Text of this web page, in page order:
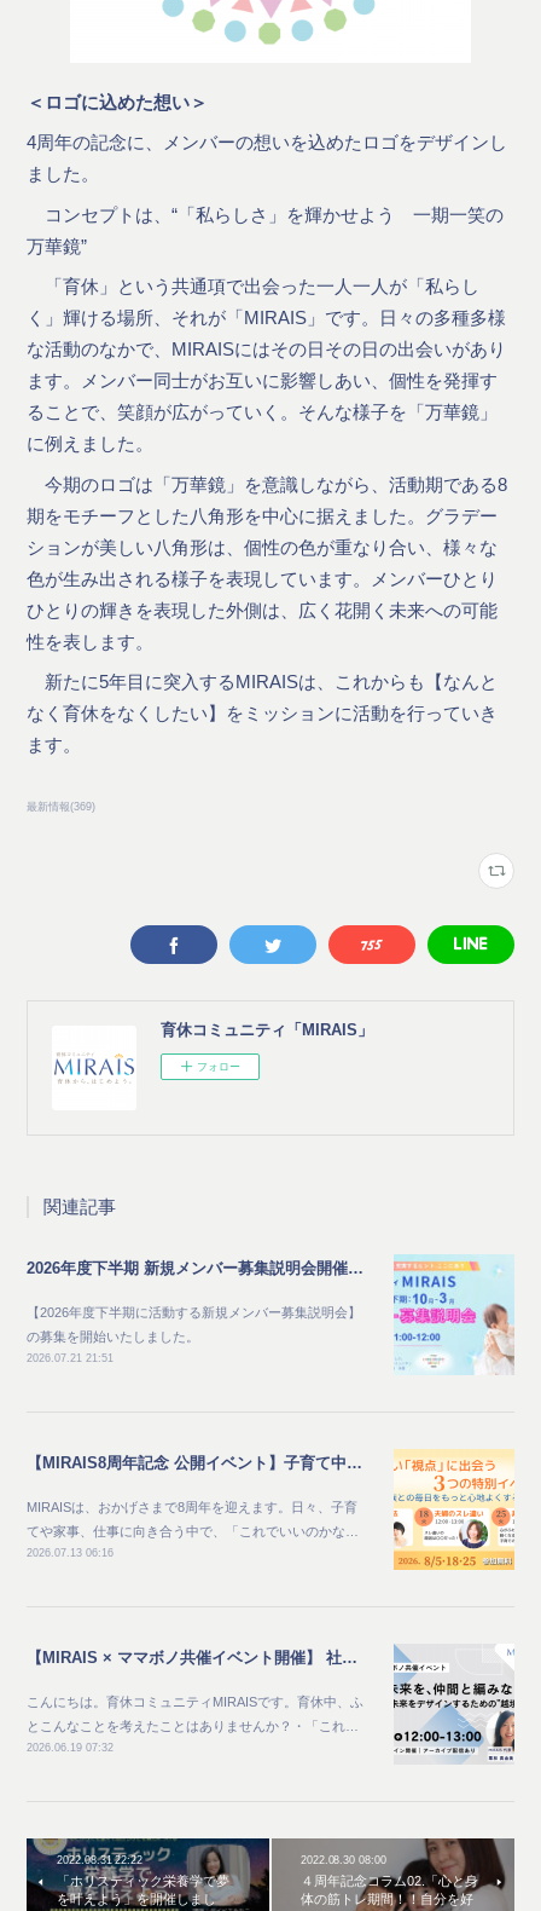
＜ロゴに込めた想い＞
4周年の記念に、メンバーの想いを込めたロゴをデザインし
ました。
コンセプトは、“「私らしさ」を輝かせよう 一期一笑の
万華鏡”
「育休」という共通項で出会った一人一人が「私らし
く」輝ける場所、それが「MIRAIS」です。日々の多種多様
な活動のなかで、MIRAISにはその日その日の出会いがあり
ます。メンバー同士がお互いに影響しあい、個性を発揮す
ることで、笑顔が広がっていく。そんな様子を「万華鏡」
に例えました。
今期のロゴは「万華鏡」を意識しながら、活動期である8
期をモチーフとした八角形を中心に据えました。グラデー
ションが美しい八角形は、個性の色が重なり合い、様々な
色が生み出される様子を表現しています。メンバーひとり
ひとりの輝きを表現した外側は、広く花開く未来への可能
性を表します。
新たに5年目に突入するMIRAISは、これからも【なんと
なく育休をなくしたい】をミッションに活動を行っていき
ます。
最新情報(369)
育休コミュニティ「MIRAIS」
フォロー
関連記事
2026年度下半期 新規メンバー募集説明会開催のご案内
【2026年度下半期に活動する新規メンバー募集説明会】
の募集を開始いたしました。
2026.07.21 21:51
【MIRAIS8周年記念 公開イベント】子育て中のママ向け_家族との毎日をもっと心地よくする夏 新しい"視点"に出会う3つの特別イベント
MIRAISは、おかげさまで8周年を迎えます。日々、子育
てや家事、仕事に向き合う中で、「これでいいのかな…
2026.07.13 06:16
【MIRAIS × ママボノ共催イベント開催】 社会と未来を、仲間と編みなおす ～自分らしい未来をデザインするための“越境体験”～
こんにちは。育休コミュニティMIRAISです。育休中、ふ
とこんなことを考えたことはありませんか？・「これ…
2026.06.19 07:32
2022.08.31 22:22
「ホリスティック栄養学で夢
を叶えよう」を開催しまし
2022.08.30 08:00
４周年記念コラム02.「心と身
体の筋トレ期間！！自分を好